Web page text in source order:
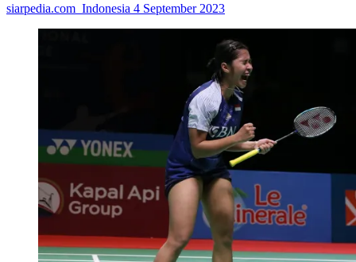
siarpedia.com_Indonesia 4 September 2023